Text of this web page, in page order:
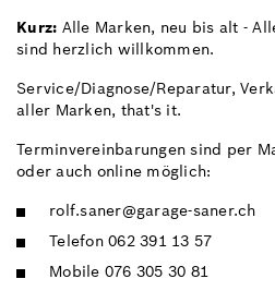
Kurz: Alle Marken, neu bis alt -
sind herzlich willkommen.
Service/Diagnose/Reparatur,
aller Marken, that's it.
Terminvereinbarungen sind per
oder auch online möglich:
rolf.saner@garage-saner.ch
Telefon 062 391 13 57
Mobile 076 305 30 81